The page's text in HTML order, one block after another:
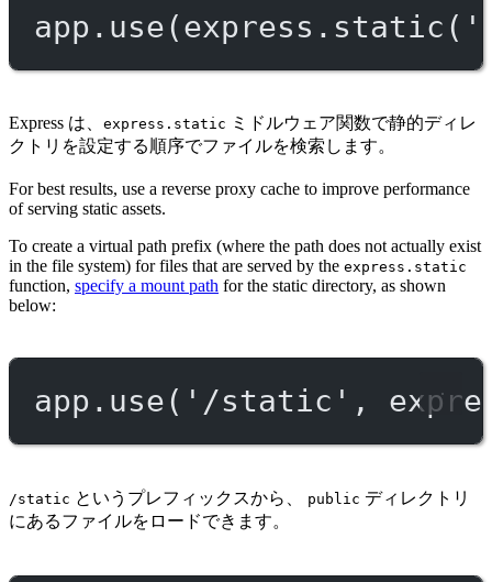
app. use(express. static (
Express は、 express.static ミドルウェア関数で静的ディレ
クトリを設定する順序でファイルを検索します。
For best results, use a reverse proxy cache to improve performance
of serving static assets.
To create a virtual path prefix (where the path does not actually exist
in the file system) for files that are served by the express.static
function, specify a mount path for the static directory, as shown
below:
app. use( '/static' ,
/static というプレフィックスから、 public ディレクトリ
にあるファイルをロードできます。